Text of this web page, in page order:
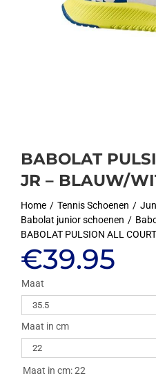
BABOLAT
JR – BLAUW/
Home Tennis Schoenen
Babolat junior schoenen
BABOLAT PULSION ALL
€39.95
Maat
Maat in cm
Maat in cm: 22